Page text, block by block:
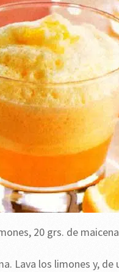
20 grs. de
Lava los limones y,